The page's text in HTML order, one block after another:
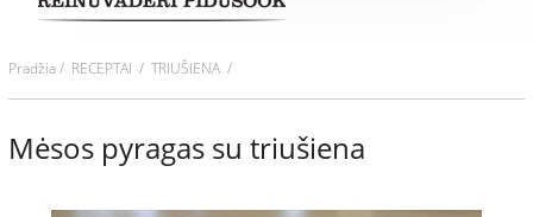
Pradžia/ RECEPTAI / TRIUŠIENA /
Mėsos pyragas su triušiena